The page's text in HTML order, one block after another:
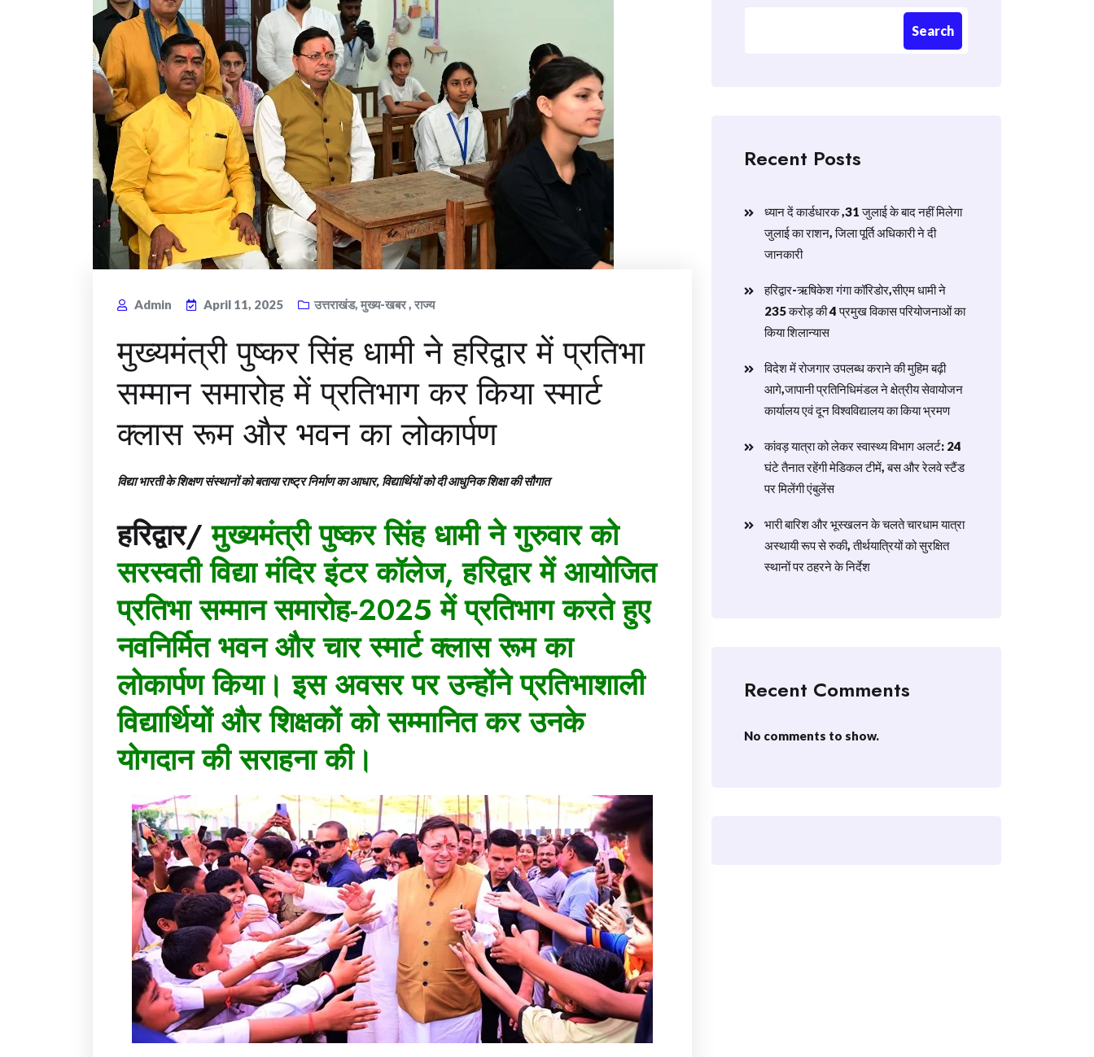
Admin April 11, 2025 उत्तराखंड, मुख्य-खबर, राज्य
मुख्यमंत्री पुष्कर सिंह धामी ने हरिद्वार में प्रतिभा
सम्मान समारोह में प्रतिभाग कर किया स्मार्ट
क्लास रूम और भवन का लोकार्पण
विद्या भारती के शिक्षण संस्थानों को बताया राष्ट्र निर्माण का आधार, विद्यार्थियों को दी आधुनिक शिक्षा की सौगात
हरिद्वार/ मुख्यमंत्री पुष्कर सिंह धामी ने गुरुवार को
सरस्वती विद्या मंदिर इंटर कॉलेज, हरिद्वार में आयोजित
प्रतिभा सम्मान समारोह-2025 में प्रतिभाग करते हुए
नवनिर्मित भवन और चार स्मार्ट क्लास रूम का
लोकार्पण किया। इस अवसर पर उन्होंने प्रतिभाशाली
विद्यार्थियों और शिक्षकों को सम्मानित कर उनके
योगदान की सराहना की।
Search
Recent Posts
ध्यान दें कार्डधारक ,31 जुलाई के बाद नहीं मिलेगा
जुलाई का राशन, जिला पूर्ति अधिकारी ने दी
जानकारी
हरिद्वार-ऋषिकेश गंगा कॉरिडोर,सीएम धामी ने
235 करोड़ की 4 प्रमुख विकास परियोजनाओं का
किया शिलान्यास
विदेश में रोजगार उपलब्ध कराने की मुहिम बढ़ी
आगे,जापानी प्रतिनिधिमंडल ने क्षेत्रीय सेवायोजन
कार्यालय एवं दून विश्वविद्यालय का किया भ्रमण
​कांवड़ यात्रा को लेकर स्वास्थ्य विभाग अलर्ट: 24
घंटे तैनात रहेंगी मेडिकल टीमें, बस और रेलवे स्टैंड
पर मिलेंगी एंबुलेंस
​भारी बारिश और भूस्खलन के चलते चारधाम यात्रा
अस्थायी रूप से रुकी, तीर्थयात्रियों को सुरक्षित
स्थानों पर ठहरने के निर्देश
Recent Comments
No comments to show.